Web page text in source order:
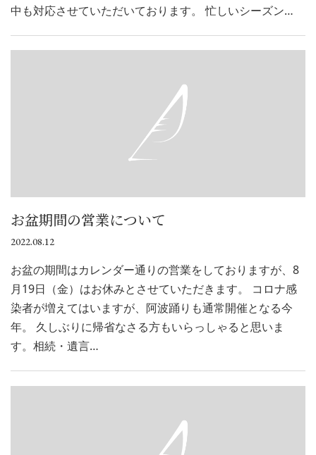
中も対応させていただいております。 忙しいシーズン…
お盆期間の営業について
2022.08.12
お盆の期間はカレンダー通りの営業をしておりますが、8
月19日（金）はお休みとさせていただきます。 コロナ感
染者が増えてはいますが、阿波踊りも通常開催となる今
年。 久しぶりに帰省なさる方もいらっしゃると思いま
す。相続・遺言…